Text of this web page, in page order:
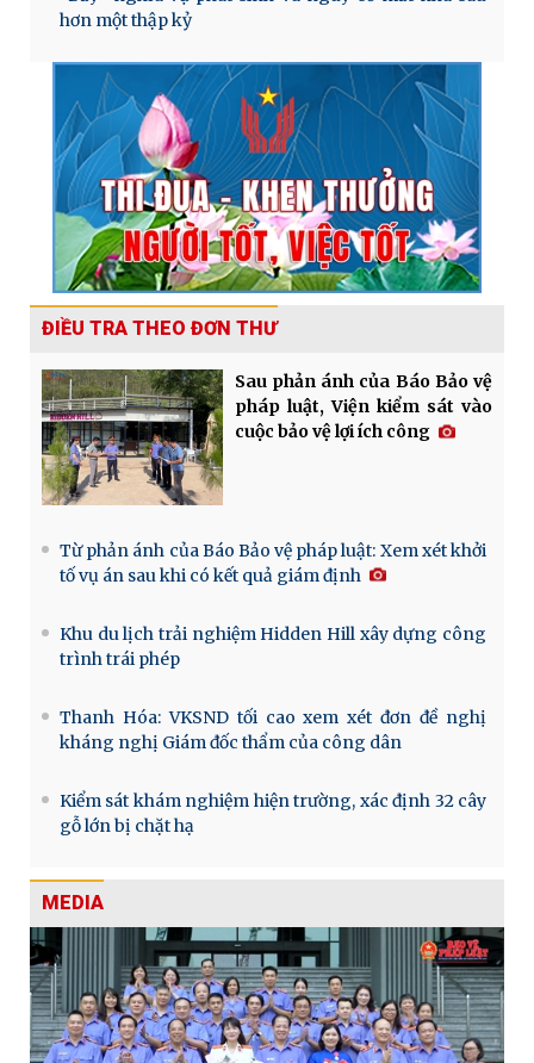
hơn một thập kỷ
ĐIỀU TRA THEO ĐƠN THƯ
Sau phản ánh của Báo Bảo vệ
pháp luật, Viện kiểm sát vào
cuộc bảo vệ lợi ích công
Từ phản ánh của Báo Bảo vệ pháp luật: Xem xét khởi
tố vụ án sau khi có kết quả giám định
Khu du lịch trải nghiệm Hidden Hill xây dựng công
trình trái phép
Thanh Hóa: VKSND tối cao xem xét đơn đề nghị
kháng nghị Giám đốc thẩm của công dân
Kiểm sát khám nghiệm hiện trường, xác định 32 cây
gỗ lớn bị chặt hạ
MEDIA